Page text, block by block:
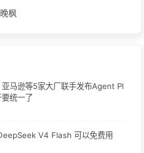
枫
马逊等5家大厂联手发布Agent Pl
统一了
V4 Flash 可以免费用